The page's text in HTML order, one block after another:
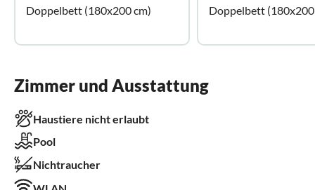
Doppelbett (180x200 cm)
Doppelbett (180x200
Zimmer und Ausstattung
Haustiere nicht erlaubt
Pool
Nichtraucher